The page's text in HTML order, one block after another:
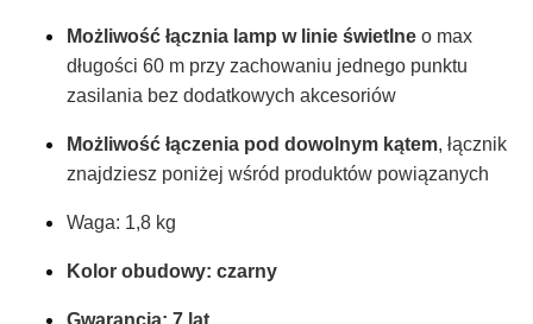
Możliwość łącznia lamp w linie świetlne o max
długości 60 m przy zachowaniu jednego punktu
zasilania bez dodatkowych akcesoriów
Możliwość łączenia pod dowolnym kątem, łącznik
znajdziesz poniżej wśród produktów powiązanych
Waga: 1,8 kg
Kolor obudowy: czarny